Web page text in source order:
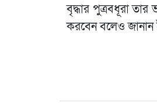
বৃদ্ধার পুত্রবধূরা
করবেন বলেও জানান